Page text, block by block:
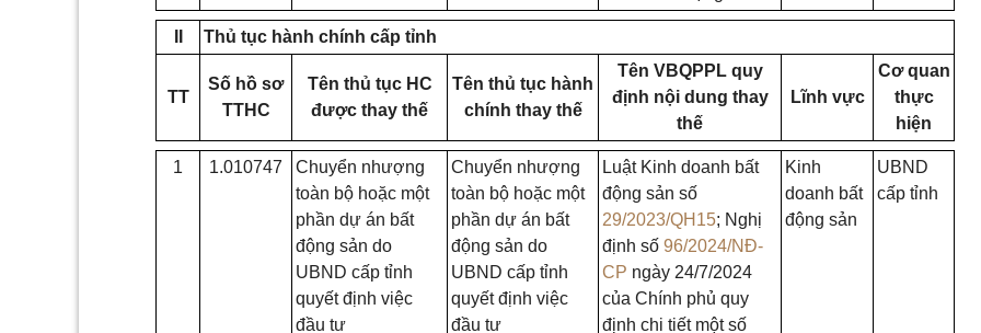
Thủ tục hành chính cấp tỉnh
TT
Số hồ sơ
TTHC
Tên thủ tục HC
được thay thế
Tên thủ tục hành
chính thay thế
Tên VBQPPL quy
định nội dung thay
thế
Lĩnh vực
Cơ quan
thực
hiện
1 1.010747
Chuyển nhượng
toàn bộ hoặc một
phần dự án bất
động sản do
UBND cấp tỉnh
quyết định việc
đầu tư
Chuyển nhượng
toàn bộ hoặc một
phần dự án bất
động sản do
UBND cấp tỉnh
quyết định việc
đầu tư
Luật Kinh doanh bất
động sản số
29/2023/QH15; Nghị
định số 96/2024/NĐ-
CP ngày 24/7/2024
của Chính phủ quy
định chi tiết một số
Kinh
doanh bất
động sản
UBND
cấp tỉnh